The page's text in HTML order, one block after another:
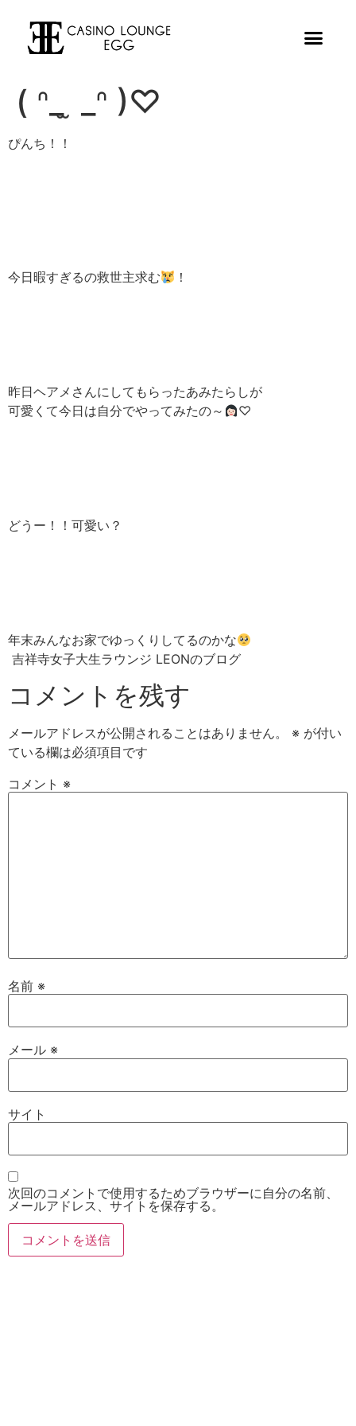
( ᐢ_ ̫ _ᐢ )♡
ぴんち！！
今日暇すぎるの救世主求む ！
昨日ヘアメさんにしてもらったあみたらしが
可愛くて今日は自分でやってみたの～
♡
どうー！！可愛い？
年末みんなお家でゆっくりしてるのかな
吉祥寺女子大生ラウンジ LEONのブログ
コメントを残す
メールアドレスが公開されることはありません。 ※ が付い
ている欄は必須項目です
コメント ※
名前 ※
メール ※
サイト
次回のコメントで使用するためブラウザーに自分の名前、
メールアドレス、サイトを保存する。